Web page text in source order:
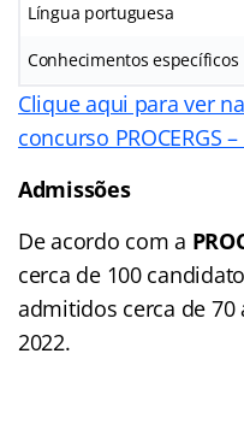
Língua portuguesa
Conhecimentos específicos
Clique aqui para ver
concurso PROCERGS
Admissões
De acordo com a
cerca de 100
admitidos cerca de
2022.